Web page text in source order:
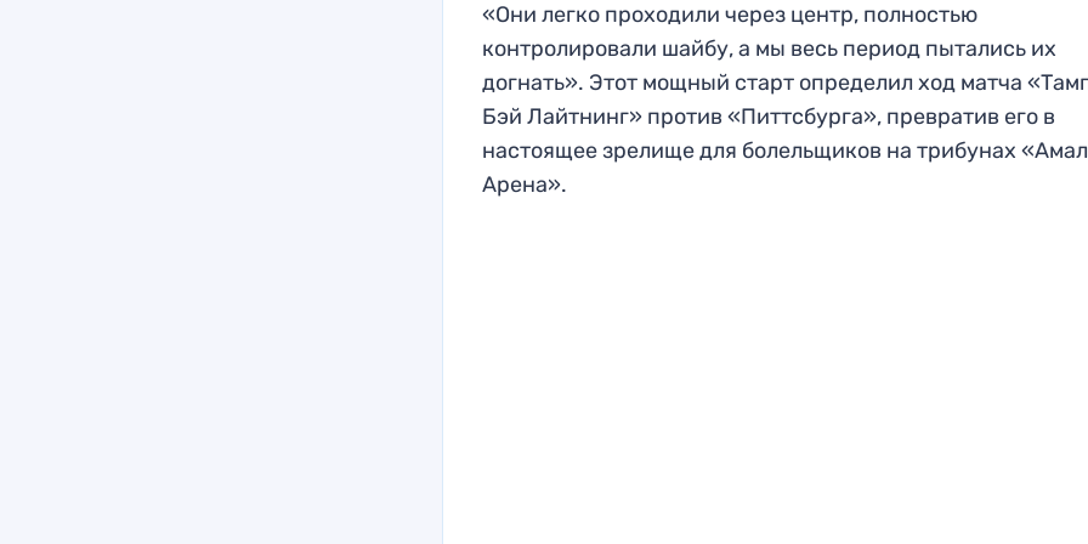
«Они легко проходили через центр, полностью
контролировали шайбу, а мы весь период пытались их
догнать». Этот мощный старт определил ход матча
Бэй Лайтнинг» против «Питтсбурга», превратив его в
настоящее зрелище для болельщиков на трибунах
Арена».